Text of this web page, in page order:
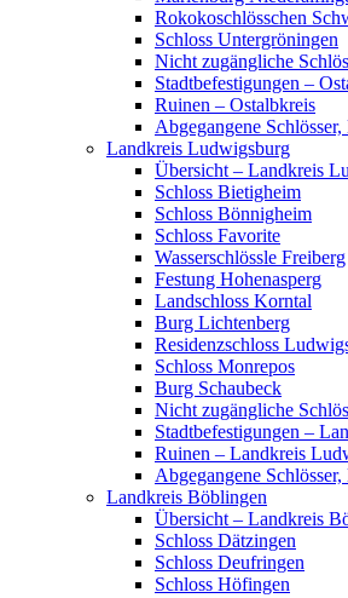
Rokokoschlösschen
Schloss Untergröningen
Nicht zugängliche
Stadtbefestigungen –
Ruinen – Ostalbkreis
Abgegangene
Landkreis Ludwigsburg
Übersicht – Landkreis
Schloss Bietigheim
Schloss Bönnigheim
Schloss Favorite
Wasserschlössle Freiberg
Festung Hohenasperg
Landschloss Korntal
Burg Lichtenberg
Residenzschloss
Schloss Monrepos
Burg Schaubeck
Nicht zugängliche
Stadtbefestigungen –
Ruinen – Landkreis
Abgegangene
Landkreis Böblingen
Übersicht – Landkreis
Schloss Dätzingen
Schloss Deufringen
Schloss Höfingen